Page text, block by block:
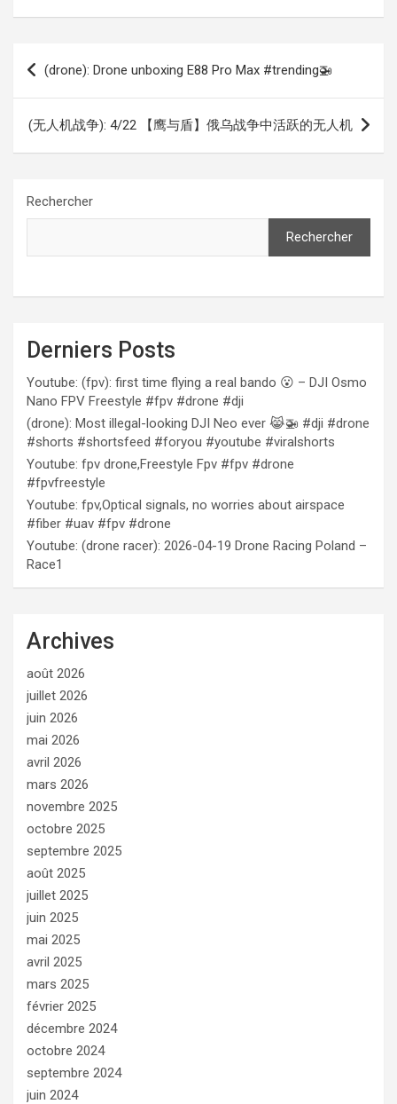
Navigation
de
l’article
(drone): Drone unboxing E88 Pro Max #trending🚁
(无人机战争): 4/22 【鹰与盾】俄乌战争中活跃的无人机
Rechercher
Rechercher
Derniers Posts
Youtube: (fpv): first time flying a real bando 😮 – DJI Osmo
Nano FPV Freestyle #fpv #drone #dji
(drone): Most illegal-looking DJI Neo ever 😹🚁 #dji #drone
#shorts #shortsfeed #foryou #youtube #viralshorts
Youtube: fpv drone,Freestyle Fpv #fpv #drone
#fpvfreestyle
Youtube: fpv,Optical signals, no worries about airspace
#fiber #uav #fpv #drone
Youtube: (drone racer): 2026-04-19 Drone Racing Poland –
Race1
Archives
août 2026
juillet 2026
juin 2026
mai 2026
avril 2026
mars 2026
novembre 2025
octobre 2025
septembre 2025
août 2025
juillet 2025
juin 2025
mai 2025
avril 2025
mars 2025
février 2025
décembre 2024
octobre 2024
septembre 2024
juin 2024